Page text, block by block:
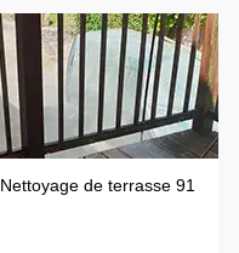
Nettoyage de terrasse 91